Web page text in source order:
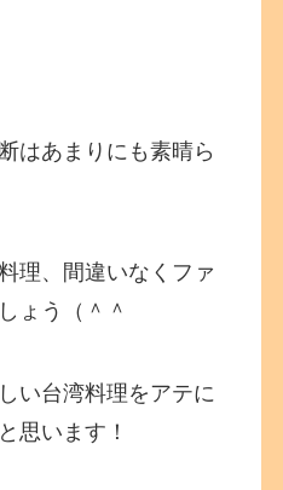
はあまりにも素晴ら
理、間違いなくファ
ょう（＾＾
い台湾料理をアテに
思います！